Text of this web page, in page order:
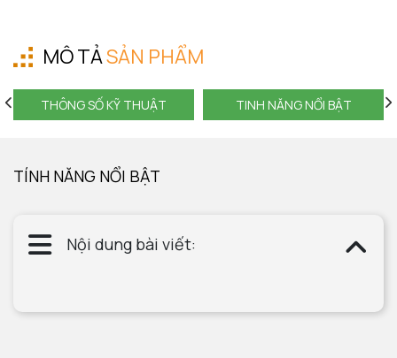
MÔ TẢSẢN PHẨM
THÔNG SỐ KỸ THUẬT TINH NĂNG NỔI BẬT
TÍNH NĂNG NỔI BẬT
Nội dung bài viết: